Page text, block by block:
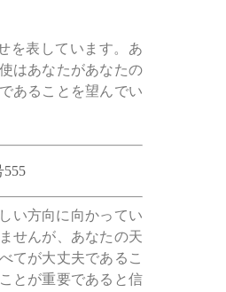
を表しています。あ
はあなたがあなたの
あることを望んでい
555
い方向に向かってい
せんが、あなたの天
てが大丈夫であるこ
とが重要であると信